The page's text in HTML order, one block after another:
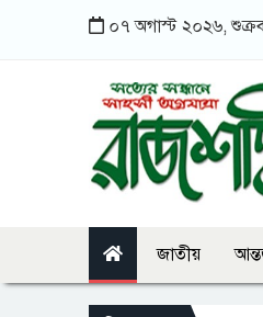
০৭ অগাস্ট ২০২৬,
জাতীয়